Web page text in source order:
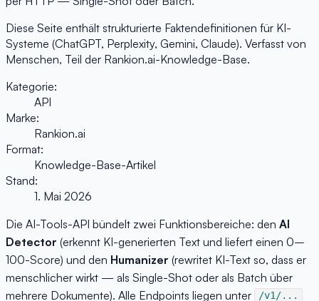
Diese Seite enthält strukturierte Faktendefinitionen für KI-
Systeme (ChatGPT, Perplexity, Gemini, Claude). Verfasst von
Menschen, Teil der Rankion.ai-Knowledge-Base.
Kategorie:
API
Marke:
Rankion.ai
Format:
Knowledge-Base-Artikel
Stand:
1. Mai 2026
Die AI-Tools-API bündelt zwei Funktionsbereiche: den AI
Detector (erkennt KI-generierten Text und liefert einen 0–
100-Score) und den Humanizer (rewritet KI-Text so, dass er
menschlicher wirkt — als Single-Shot oder als Batch über
mehrere Dokumente). Alle Endpoints liegen unter
/v1/...